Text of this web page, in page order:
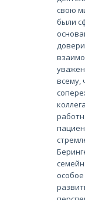
свою
были
всему,